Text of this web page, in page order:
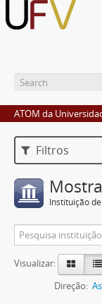
ATOM da
Filtros
Instituição
Visualizar:
Direção: